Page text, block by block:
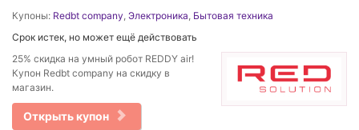
Купоны: Redbt company, Электроника, Бытовая техника
Срок истек, но может ещё действовать
25% скидка на умный робот REDDY air!
Купон Redbt company на скидку в
магазин.
Открыть купон